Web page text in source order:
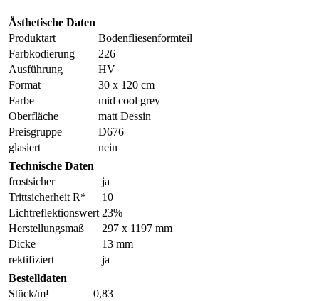
Ästhetische Daten
Produktart
Bodenfliesenformteil
Farbkodierung
226
Ausführung
HV
Format
30 x 120 cm
Farbe
mid cool grey
Oberfläche
matt Dessin
Preisgruppe
D676
glasiert
nein
Technische Daten
frostsicher
ja
Trittsicherheit R*
10
Lichtreflektionswert 23%
Herstellungsmaß
297 x 1197 mm
Dicke
13 mm
rektifiziert
ja
Bestelldaten
Stück/m¹
0,83